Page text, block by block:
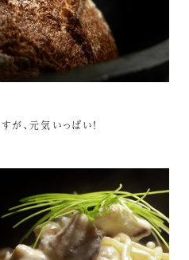
が、元気いっぱい！